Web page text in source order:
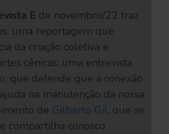
E de novembro/22 traz
uma reportagem que
da criação coletiva e
cênicas; uma entrevista
, que defende que a conexão
na manutenção da nossa
de Gilberto Gil, que se
compartilha conosco